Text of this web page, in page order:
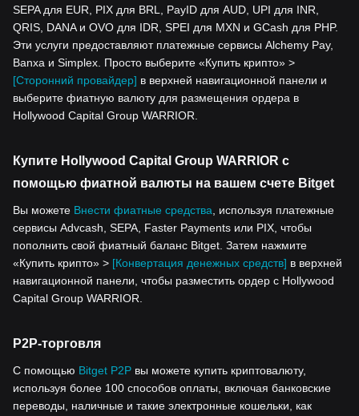
SEPA для EUR, PIX для BRL, PayID для AUD, UPI для INR,
QRIS, DANA и OVO для IDR, SPEI для MXN и GCash для PHP.
Эти услуги предоставляют платежные сервисы Alchemy Pay,
Banxa и Simplex. Просто выберите «Купить крипто» >
[Сторонний провайдер] в верхней навигационной панели и
выберите фиатную валюту для размещения ордера в
Hollywood Capital Group WARRIOR.
Купите Hollywood Capital Group WARRIOR с
помощью фиатной валюты на вашем счете Bitget
Вы можете Внести фиатные средства, используя платежные
сервисы Advcash, SEPA, Faster Payments или PIX, чтобы
пополнить свой фиатный баланс Bitget. Затем нажмите
«Купить крипто» > [Конвертация денежных средств] в верхней
навигационной панели, чтобы разместить ордер с Hollywood
Capital Group WARRIOR.
P2P-торговля
С помощью Bitget P2P вы можете купить криптовалюту,
используя более 100 способов оплаты, включая банковские
переводы, наличные и такие электронные кошельки, как